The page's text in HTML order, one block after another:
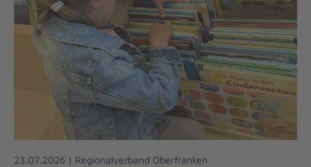
23.07.2026 | Regionalverband Oberfranken